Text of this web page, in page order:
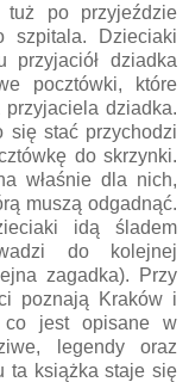
tuż po przyjeździe
Dzieciaki
dziadka
pocztówki, które
przyjaciela dziadka.
się stać przychodzi
do skrzynki.
właśnie dla nich,
muszą odgadnąć.
idą śladem
do kolejnej
zagadka). Przy
poznają Kraków i
co jest opisane w
legendy oraz
ta książka staje się